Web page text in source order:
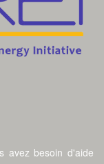
avez besoin d'aide